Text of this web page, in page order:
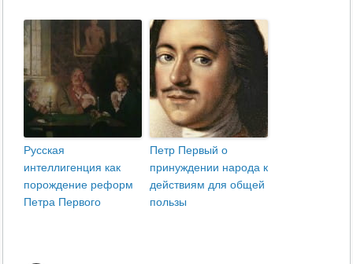
Русская
интеллигенция как
порождение реформ
Петра Первого
Петр Первый о
принуждении народа к
действиям для общей
пользы